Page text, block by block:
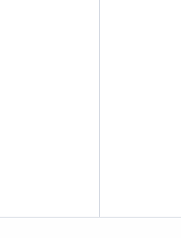
Avec des mesures
Découvrons